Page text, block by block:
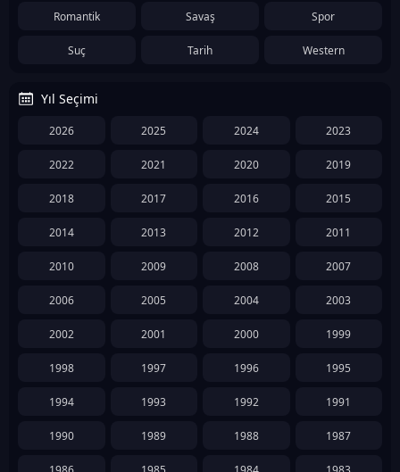
Romantik Savaş Spor
Suç Tarih Western
Yıl Seçimi
2026 2025 2024 2023
2022 2021 2020 2019
2018 2017 2016 2015
2014 2013 2012 2011
2010 2009 2008 2007
2006 2005 2004 2003
2002 2001 2000 1999
1998 1997 1996 1995
1994 1993 1992 1991
1990 1989 1988 1987